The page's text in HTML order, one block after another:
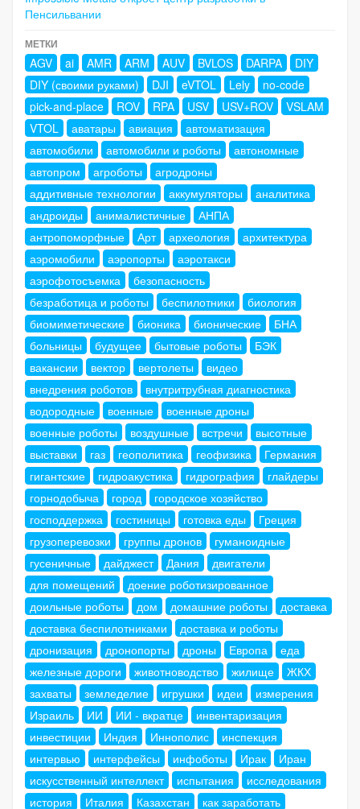
Пенсильвании
МЕТКИ
AGV ai AMR ARM AUV BVLOS DARPA
DIY
DIY (своими руками)
DJI eVTOL Lely
no-code
pick-and-place
ROV RPA USV USV+ROV
VSLAM
VTOL
аватары авиация
автоматизация
автомобили
автомобили и роботы
автономные
автопром
агроботы
агродроны
аддитивные технологии
аккумуляторы
аналитика
андроиды
анималистичные
АНПА
антропоморфные
Арт археология
архитектура
аэромобили
аэропорты
аэротакси
аэрофотосъемка
безопасность
безработица и роботы
беспилотники
биология
биомиметические
бионика бионические
БНА
больницы
будущее бытовые роботы
БЭК
вакансии
вектор вертолеты
видео
внедрения роботов
внутритрубная диагностика
водородные
военные
военные дроны
военные роботы
воздушные встречи
высотные
выставки
газ геополитика геофизика
Германия
гигантские
гидроакустика гидрография
глайдеры
горнодобыча
город
городское хозяйство
господдержка
гостиницы готовка еды
Греция
грузоперевозки
группы дронов
гуманоидные
гусеничные
дайджест Дания
двигатели
для помещений
доение роботизированное
доильные роботы
дом домашние роботы
доставка
доставка беспилотниками
доставка и роботы
дронизация
дронопорты дроны Европа
еда
железные дороги
животноводство жилище
ЖКХ
захваты
земледелие игрушки идеи
измерения
Израиль
ИИ ИИ - вкратце
инвентаризация
инвестиции
Индия Иннополис
инспекция
интервью
интерфейсы инфоботы Ирак
Иран
искусственный интеллект
испытания
исследования
история
Италия Казахстан
как заработать